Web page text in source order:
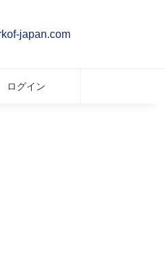
japan.com
ログイン